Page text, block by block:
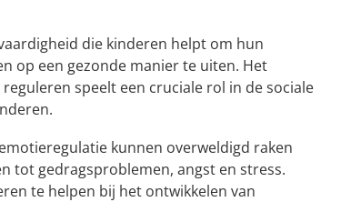
die kinderen helpt om hun
op een gezonde manier te uiten. Het
speelt een cruciale rol in de sociale
kunnen overweldigd raken
tot gedragsproblemen, angst en stress.
te helpen bij het ontwikkelen van